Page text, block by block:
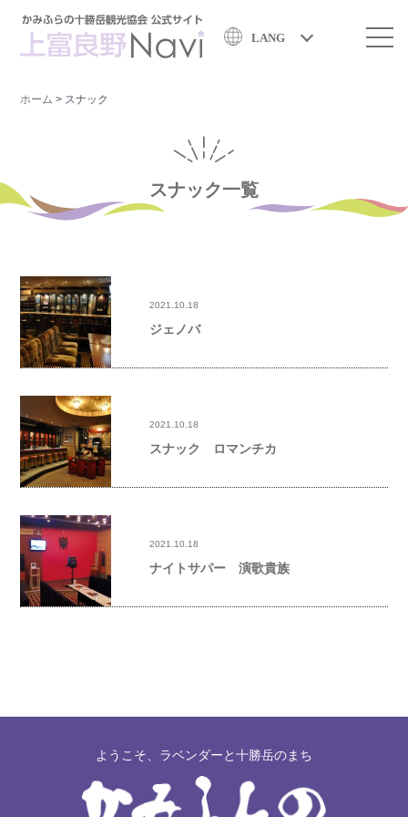
LANG
ホーム > スナック
スナック一覧
2021.10.18
ジェノバ
2021.10.18
スナック ロマンチカ
2021.10.18
ナイトサパー 演歌貴族
ようこそ、ラベンダーと十勝岳のまち